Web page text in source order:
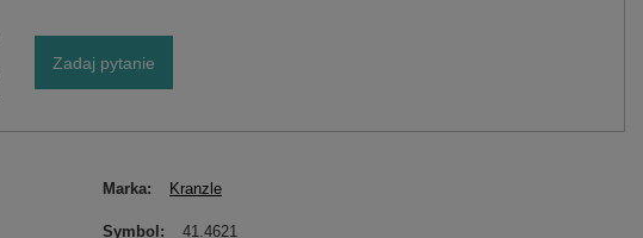
Zadaj pytanie
Marka Kranzle
Symbol 41.4621